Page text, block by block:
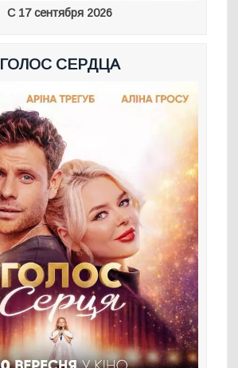
С 17 сентября 2026
ГОЛОС СЕРДЦА